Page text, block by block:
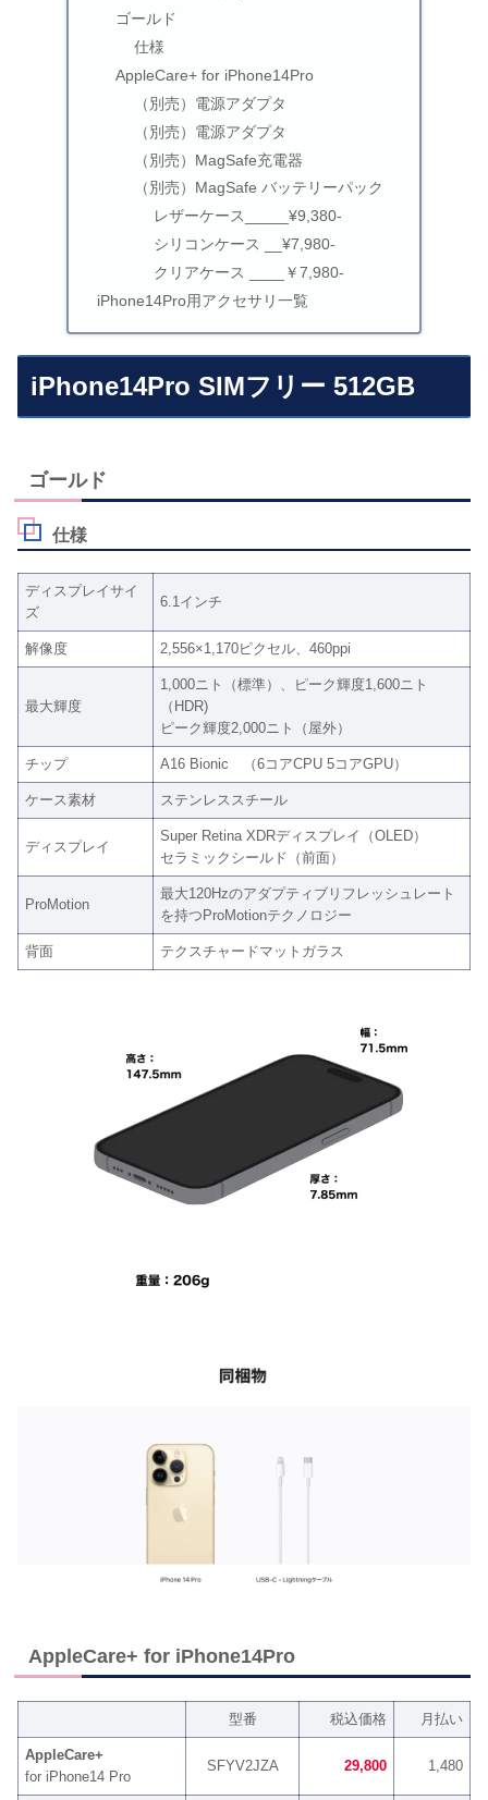
ゴールド
仕様
AppleCare+ for iPhone14Pro
（別売）電源アダプタ
（別売）電源アダプタ
（別売）MagSafe充電器
（別売）MagSafe バッテリーパック
レザーケース_____¥9,380-
シリコンケース __¥7,980-
クリアケース ____￥7,980-
iPhone14Pro用アクセサリ一覧
iPhone14Pro SIMフリー 512GB
ゴールド
仕様
ディスプレイサイ
ズ
6.1インチ
解像度 2,556×1,170ピクセル、460ppi
最大輝度
1,000ニト（標準）、ピーク輝度1,600ニト
（HDR)
ピーク輝度2,000ニト（屋外）
チップ A16 Bionic （6コアCPU 5コアGPU）
ケース素材 ステンレススチール
ディスプレイ
Super Retina XDRディスプレイ（OLED）
セラミックシールド（前面）
ProMotion
最大120Hzのアダプティブリフレッシュレート
を持つProMotionテクノロジー
背面 テクスチャードマットガラス
AppleCare+ for iPhone14Pro
型番 税込価格 月払い
AppleCare+
for iPhone14 Pro
SFYV2JZA 29,800 1,480